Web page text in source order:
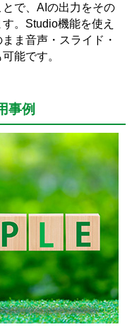
で、AIの出力をその
。Studio機能を使え
ま音声・スライド・
能です。
事例